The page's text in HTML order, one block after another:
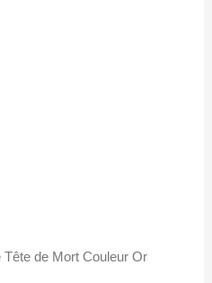
Tête de Mort Couleur Or